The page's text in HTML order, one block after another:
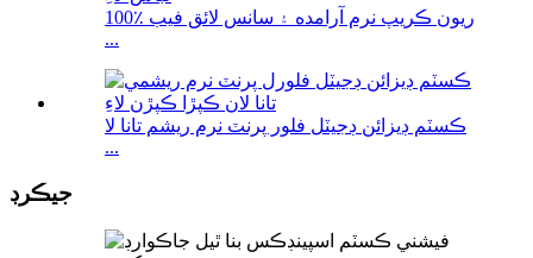
100٪ ريون ڪريپ نرم آرامده ۽ سانس لائق فيب
...
ڪسٽم ڊيزائن ڊجيٽل فلور پرنٽ نرم ريشم تانا لا
...
جيڪرڊ